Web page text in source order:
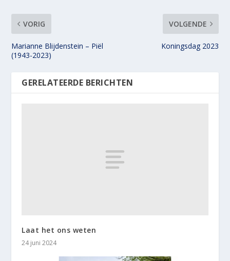
VORIG
Marianne Blijdenstein – Piël
(1943-2023)
VOLGENDE
Koningsdag 2023
GERELATEERDE BERICHTEN
Laat het ons weten
24 juni 2024